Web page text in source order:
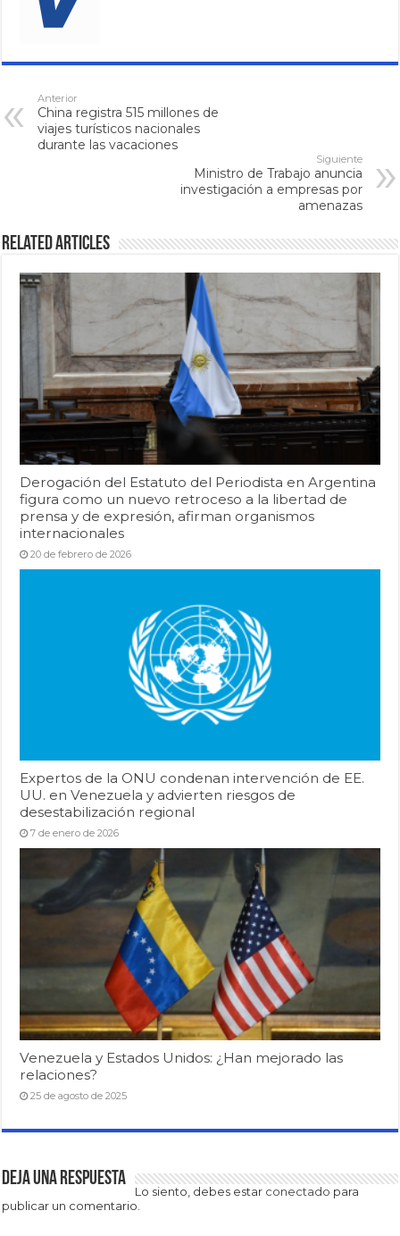
Anterior
China registra 515 millones de
viajes turísticos nacionales
durante las vacaciones
Siguiente
Ministro de Trabajo anuncia
investigación a empresas por
amenazas
Related Articles
Derogación del Estatuto del Periodista en Argentina
figura como un nuevo retroceso a la libertad de
prensa y de expresión, afirman organismos
internacionales
20 de febrero de 2026
Expertos de la ONU condenan intervención de EE.
UU. en Venezuela y advierten riesgos de
desestabilización regional
7 de enero de 2026
Venezuela y Estados Unidos: ¿Han mejorado las
relaciones?
25 de agosto de 2025
Deja una respuesta
Lo siento, debes estar conectado para
publicar un comentario.